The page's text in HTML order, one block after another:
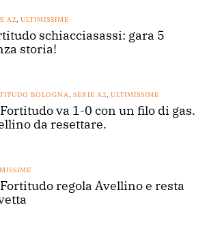
A2, ULTIMISSIME
schiacciasassi: gara 5
storia!
BOLOGNA, SERIE A2, ULTIMISSIME
va 1-0 con un filo di gas.
da resettare.
regola Avellino e resta